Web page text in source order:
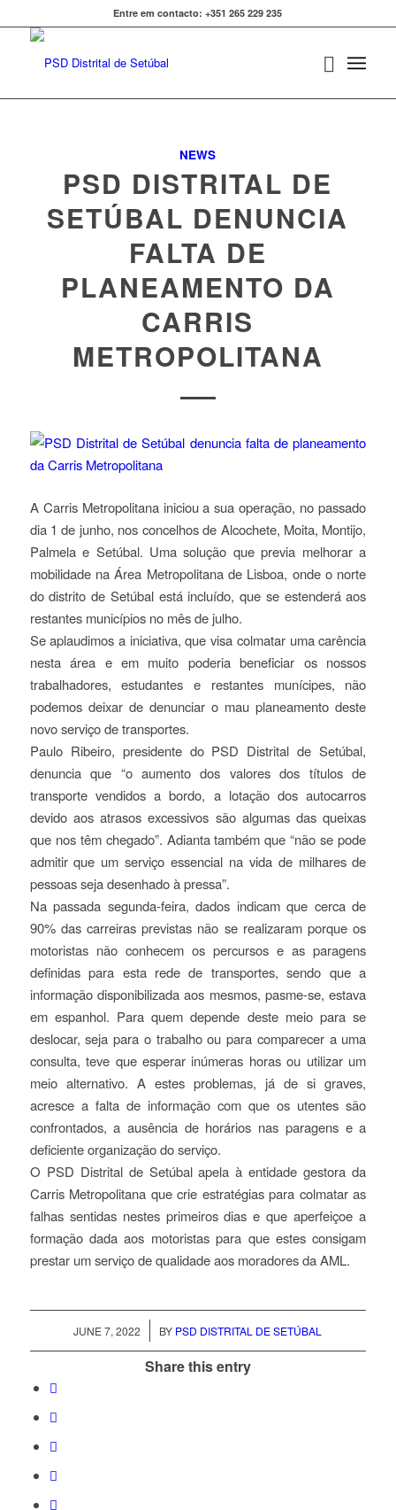
Entre em contacto: +351 265 229 235
NEWS
PSD DISTRITAL DE
SETÚBAL DENUNCIA
FALTA DE
PLANEAMENTO DA
CARRIS
METROPOLITANA
A Carris Metropolitana iniciou a sua operação, no passado
dia 1 de junho, nos concelhos de Alcochete, Moita, Montijo,
Palmela e Setúbal. Uma solução que previa melhorar a
mobilidade na Área Metropolitana de Lisboa, onde o norte
do distrito de Setúbal está incluído, que se estenderá aos
restantes municípios no mês de julho.
Se aplaudimos a iniciativa, que visa colmatar uma carência
nesta área e em muito poderia beneficiar os nossos
trabalhadores, estudantes e restantes munícipes, não
podemos deixar de denunciar o mau planeamento deste
novo serviço de transportes.
Paulo Ribeiro, presidente do PSD Distrital de Setúbal,
denuncia que “o aumento dos valores dos títulos de
transporte vendidos a bordo, a lotação dos autocarros
devido aos atrasos excessivos são algumas das queixas
que nos têm chegado”. Adianta também que “não se pode
admitir que um serviço essencial na vida de milhares de
pessoas seja desenhado à pressa”.
Na passada segunda-feira, dados indicam que cerca de
90% das carreiras previstas não se realizaram porque os
motoristas não conhecem os percursos e as paragens
definidas para esta rede de transportes, sendo que a
informação disponibilizada aos mesmos, pasme-se, estava
em espanhol. Para quem depende deste meio para se
deslocar, seja para o trabalho ou para comparecer a uma
consulta, teve que esperar inúmeras horas ou utilizar um
meio alternativo. A estes problemas, já de si graves,
acresce a falta de informação com que os utentes são
confrontados, a ausência de horários nas paragens e a
deficiente organização do serviço.
O PSD Distrital de Setúbal apela à entidade gestora da
Carris Metropolitana que crie estratégias para colmatar as
falhas sentidas nestes primeiros dias e que aperfeiçoe a
formação dada aos motoristas para que estes consigam
prestar um serviço de qualidade aos moradores da AML.
JUNE 7, 2022
/ BY PSD DISTRITAL DE SETÚBAL
Share this entry